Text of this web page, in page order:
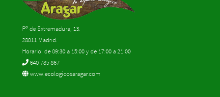
Pº de Extremadura, 13.
28011 Madrid.
Horario: de 09:30 a 15:00 y de 17:00 a 21:00
640 785 867
www.ecologicosaragar.com